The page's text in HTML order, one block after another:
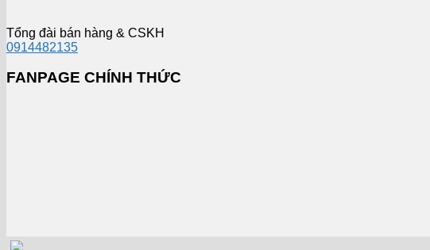
Tổng đài bán hàng & CSKH
0914482135
FANPAGE CHÍNH THỨC